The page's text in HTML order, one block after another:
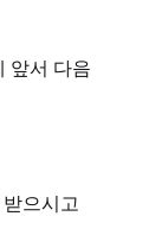
앞서 다음
으시고